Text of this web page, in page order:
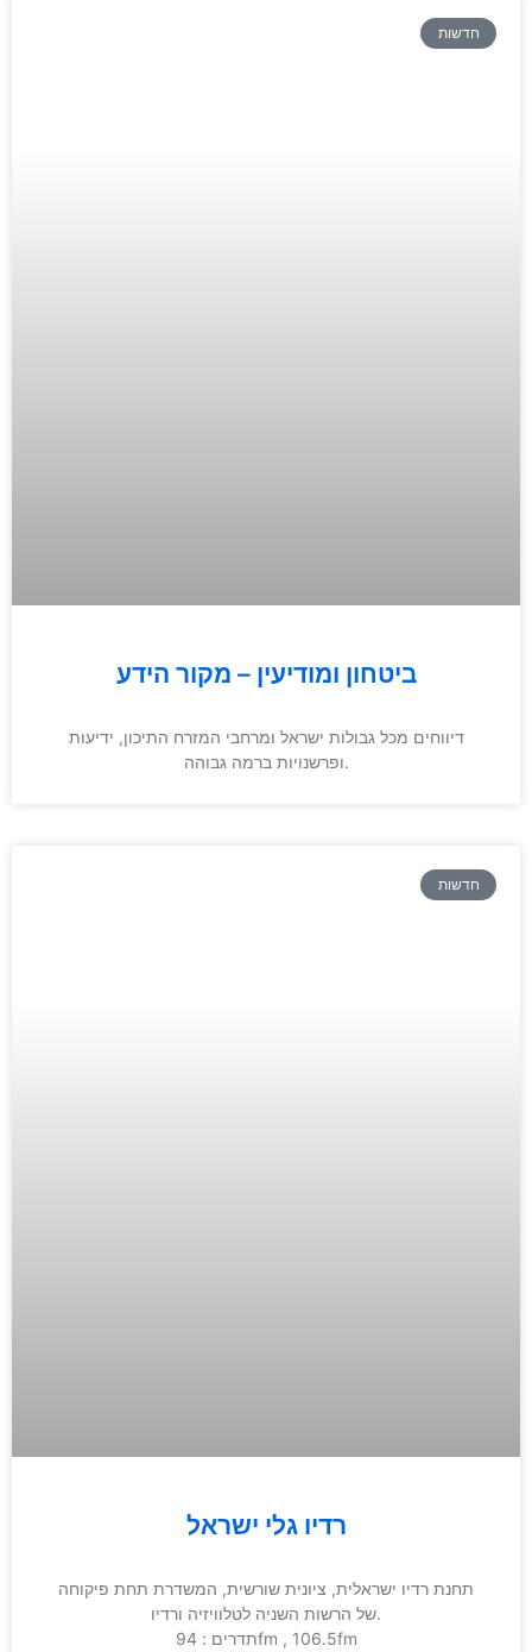
חדשות
ביטחון ומודיעין – מקור הידע
דיווחים מכל גבולות ישראל ומרחבי המזרח התיכון, ידיעות
ופרשנויות ברמה גבוהה.
חדשות
רדיו גלי ישראל
תחנת רדיו ישראלית, ציונית שורשית, המשדרת תחת פיקוחה
של הרשות השניה לטלוויזיה ורדיו.
תדרים : 94fm , 106.5fm